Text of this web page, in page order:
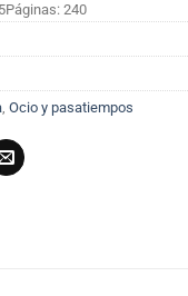
Páginas: 240
, Ocio y pasatiempos